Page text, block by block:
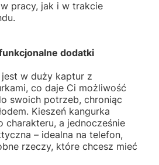
pracy, jak i w trakcie
dodatki
w duży kaptur z
co daje Ci możliwość
swoich potrzeb, chroniąc
Kieszeń kangurka
charakteru, a jednocześnie
– idealna na telefon,
rzeczy, które chcesz mieć